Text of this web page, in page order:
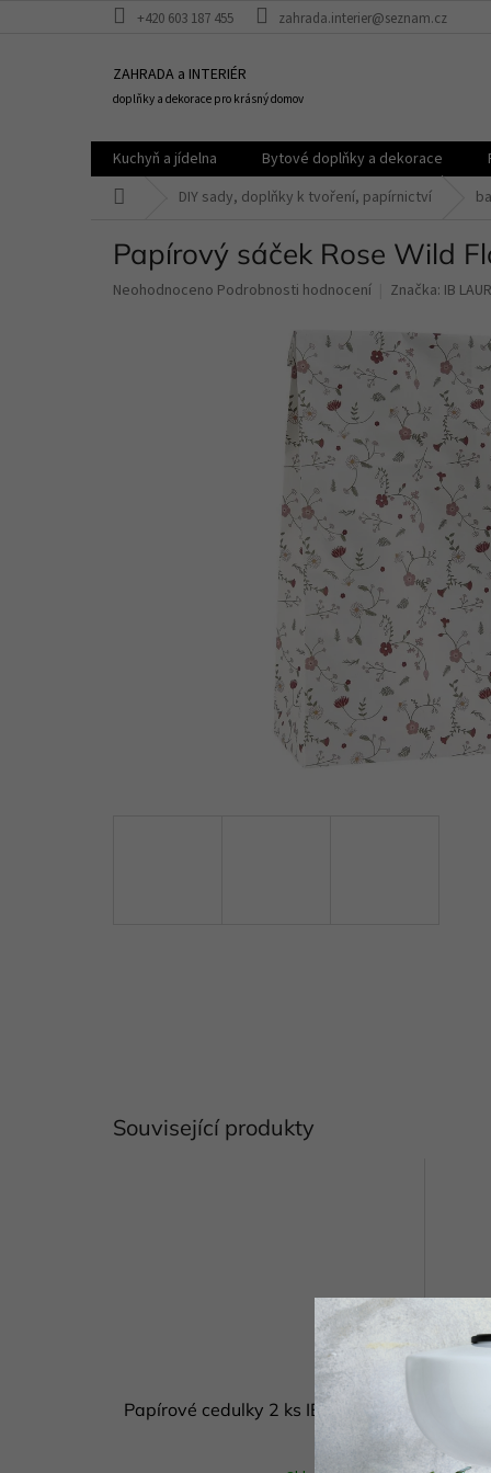
+420 603 187 455 zahrada.interier@seznam.cz
ZAHRADA a INTERIÉR
doplňky a dekorace pro krásný domov
Kuchyň a jídelna Bytové doplňky a dekorace
DIY sady, doplňky k tvoření, papírnictví
Papírový sáček Rose Wild
Průměrné
Neohodnoceno Podrobnosti hodnocení Značka: IB
Související produkty
Papírové cedulky 2 ks IB Laursen